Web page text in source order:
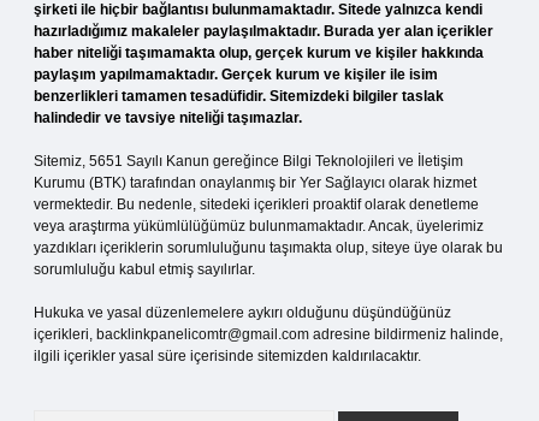
şirketi ile hiçbir bağlantısı bulunmamaktadır. Sitede yalnızca kendi
hazırladığımız makaleler paylaşılmaktadır. Burada yer alan içerikler
haber niteliği taşımamakta olup, gerçek kurum ve kişiler hakkında
paylaşım yapılmamaktadır. Gerçek kurum ve kişiler ile isim
benzerlikleri tamamen tesadüfidir. Sitemizdeki bilgiler taslak
halindedir ve tavsiye niteliği taşımazlar.
Sitemiz, 5651 Sayılı Kanun gereğince Bilgi Teknolojileri ve İletişim
Kurumu (BTK) tarafından onaylanmış bir Yer Sağlayıcı olarak hizmet
vermektedir. Bu nedenle, sitedeki içerikleri proaktif olarak denetleme
veya araştırma yükümlülüğümüz bulunmamaktadır. Ancak, üyelerimiz
yazdıkları içeriklerin sorumluluğunu taşımakta olup, siteye üye olarak bu
sorumluluğu kabul etmiş sayılırlar.
Hukuka ve yasal düzenlemelere aykırı olduğunu düşündüğünüz
içerikleri, backlinkpanelicomtr@gmail.com adresine bildirmeniz halinde,
ilgili içerikler yasal süre içerisinde sitemizden kaldırılacaktır.